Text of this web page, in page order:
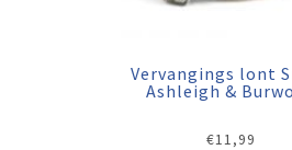
Vervangings lont
Ashleigh &
€11,99